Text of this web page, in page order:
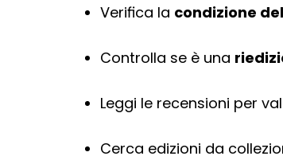
Verifica la condizione
Controlla se è una
Leggi le recensioni per
Cerca edizioni da